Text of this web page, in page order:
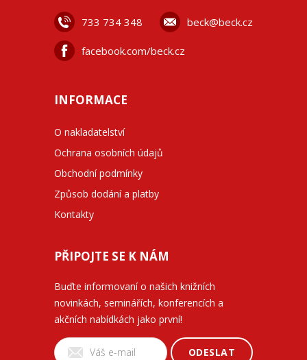
733 734 348 beck@beck.cz
facebook.com/beck.cz
INFORMACE
O nakladatelství
Ochrana osobních údajů
Obchodní podmínky
Způsob dodání a platby
Kontakty
PŘIPOJTE SE K NÁM
Buďte informovaní o našich knižních
novinkách, seminářích, konferencích a
akčních nabídkách jako první!
ODESLAT